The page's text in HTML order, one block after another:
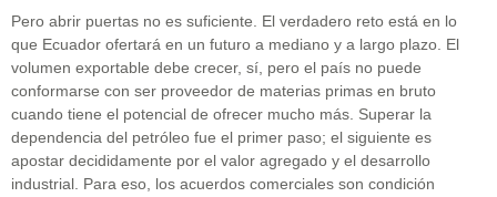
Pero abrir puertas no es suficiente. El verdadero reto está en lo
que Ecuador ofertará en un futuro a mediano y a largo plazo. El
volumen exportable debe crecer, sí, pero el país no puede
conformarse con ser proveedor de materias primas en bruto
cuando tiene el potencial de ofrecer mucho más. Superar la
dependencia del petróleo fue el primer paso; el siguiente es
apostar decididamente por el valor agregado y el desarrollo
industrial. Para eso, los acuerdos comerciales son condición